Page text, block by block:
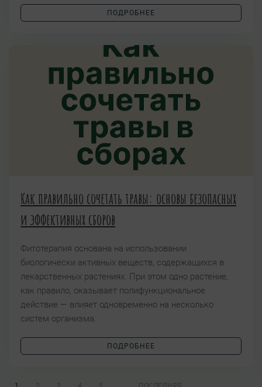
ПОДРОБНЕЕ
Как правильно сочетать травы: основы безопасных
и эффективных сборов
Фитотерапия основана на использовании
биологически активных веществ, содержащихся в
лекарственных растениях. При этом одно растение,
как правило, оказывает полифункциональное
действие — влияет одновременно на несколько
систем организма.
ПОДРОБНЕЕ